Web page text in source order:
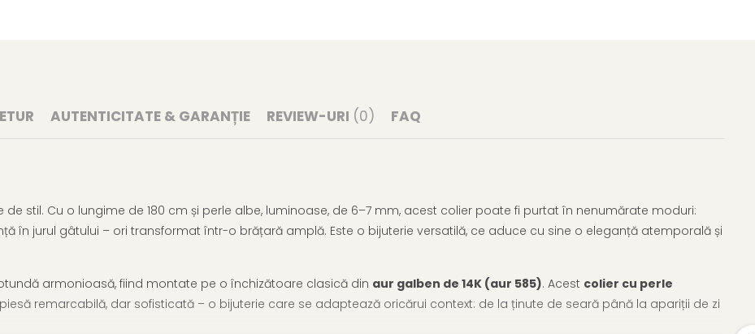
AUTENTICITATE & GARANȚIE REVIEW-URI (0) FAQ
stil. Cu o lungime de 180 cm și perle albe, luminoase, de 6–7 mm, acest colier poate fi purtat în nenumărate moduri:
în jurul gâtului – ori transformat într-o brățară amplă. Este o bijuterie versatilă, ce aduce cu sine o eleganță atemporală și
armonioasă, fiind montate pe o închizătoare clasică din aur galben de 14K (aur 585). Acest colier cu perle
remarcabilă, dar sofisticată – o bijuterie care se adaptează oricărui context: de la ținute de seară până la apariții de zi